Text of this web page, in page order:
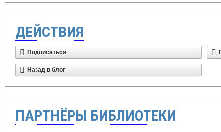
ДЕЙСТВИЯ
Подписаться
Назад в блог
ПАРТНЁРЫ БИБЛИОТЕКИ